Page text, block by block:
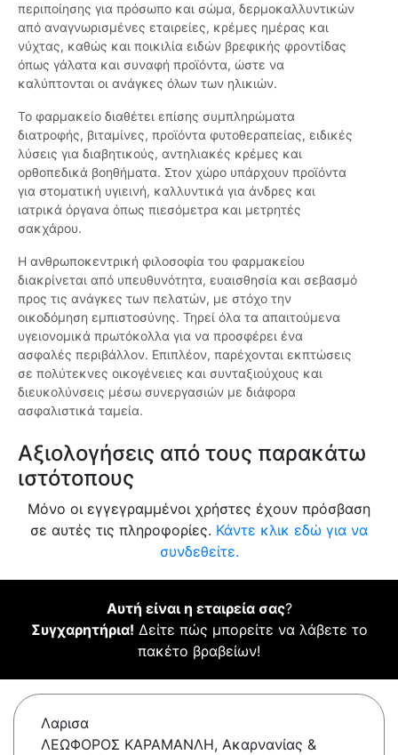
περιποίησης για πρόσωπο και σώμα, δερμοκαλλυντικών
από αναγνωρισμένες εταιρείες, κρέμες ημέρας και
νύχτας, καθώς και ποικιλία ειδών βρεφικής φροντίδας
όπως γάλατα και συναφή προϊόντα, ώστε να
καλύπτονται οι ανάγκες όλων των ηλικιών.
Το φαρμακείο διαθέτει επίσης συμπληρώματα
διατροφής, βιταμίνες, προϊόντα φυτοθεραπείας, ειδικές
λύσεις για διαβητικούς, αντηλιακές κρέμες και
ορθοπεδικά βοηθήματα. Στον χώρο υπάρχουν προϊόντα
για στοματική υγιεινή, καλλυντικά για άνδρες και
ιατρικά όργανα όπως πιεσόμετρα και μετρητές
σακχάρου.
Η ανθρωποκεντρική φιλοσοφία του φαρμακείου
διακρίνεται από υπευθυνότητα, ευαισθησία και σεβασμό
προς τις ανάγκες των πελατών, με στόχο την
οικοδόμηση εμπιστοσύνης. Τηρεί όλα τα απαιτούμενα
υγειονομικά πρωτόκολλα για να προσφέρει ένα
ασφαλές περιβάλλον. Επιπλέον, παρέχονται εκπτώσεις
σε πολύτεκνες οικογένειες και συνταξιούχους και
διευκολύνσεις μέσω συνεργασιών με διάφορα
ασφαλιστικά ταμεία.
Αξιολογήσεις από τους παρακάτω
ιστότοπους
Μόνο οι εγγεγραμμένοι χρήστες έχουν πρόσβαση
σε αυτές τις πληροφορίες. Κάντε κλικ εδώ για να
συνδεθείτε.
Αυτή είναι η εταιρεία σας?
Συγχαρητήρια! Δείτε πώς μπορείτε να λάβετε το
πακέτο βραβείων!
Λαρισα
ΛΕΩΦΟΡΟΣ ΚΑΡΑΜΑΝΛΗ, Ακαρνανίας &